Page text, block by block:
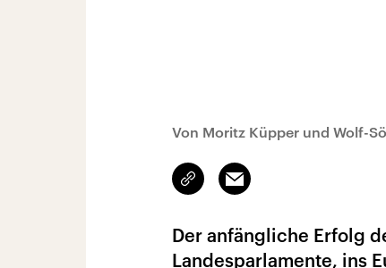
Von Moritz Küpper und Wolf-
Link
kopieren/teilen
Email
Der anfängliche Erfolg
Landesparlamente, ins